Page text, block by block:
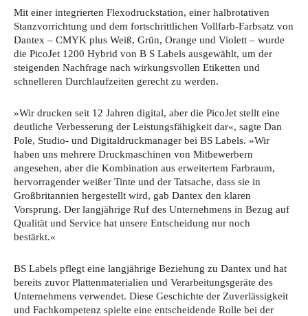
Mit einer integrierten Flexodruckstation, einer halbrotativen
Stanzvorrichtung und dem fortschrittlichen Vollfarb-Farbsatz von
Dantex – CMYK plus Weiß, Grün, Orange und Violett – wurde
die PicoJet 1200 Hybrid von B S Labels ausgewählt, um der
steigenden Nachfrage nach wirkungsvollen Etiketten und
schnelleren Durchlaufzeiten gerecht zu werden.
»Wir drucken seit 12 Jahren digital, aber die PicoJet stellt eine
deutliche Verbesserung der Leistungsfähigkeit dar«, sagte Dan
Pole, Studio- und Digitaldruckmanager bei BS Labels. »Wir
haben uns mehrere Druckmaschinen von Mitbewerbern
angesehen, aber die Kombination aus erweitertem Farbraum,
hervorragender weißer Tinte und der Tatsache, dass sie in
Großbritannien hergestellt wird, gab Dantex den klaren
Vorsprung. Der langjährige Ruf des Unternehmens in Bezug auf
Qualität und Service hat unsere Entscheidung nur noch
bestärkt.«
BS Labels pflegt eine langjährige Beziehung zu Dantex und hat
bereits zuvor Plattenmaterialien und Verarbeitungsgeräte des
Unternehmens verwendet. Diese Geschichte der Zuverlässigkeit
und Fachkompetenz spielte eine entscheidende Rolle bei der